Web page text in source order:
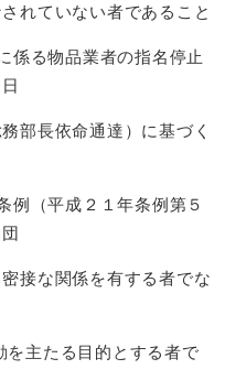
いない者であること
る物品業者の指名停止
依命通達）に基づく
平成２１年条例第５
関係を有する者でな
たる目的とする者で